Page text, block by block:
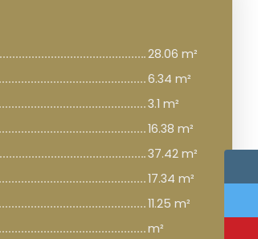
28.06 m²
6.34 m²
3.1 m²
16.38 m²
37.42 m²
17.34 m²
11.25 m²
m²